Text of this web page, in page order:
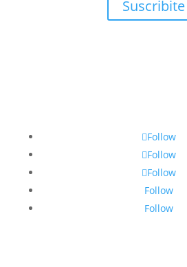
Suscribite
Follow
Follow
Follow
Follow
Follow